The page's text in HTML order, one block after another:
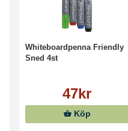
Whiteboardpenna Friendly
Sned 4st
47kr
Köp